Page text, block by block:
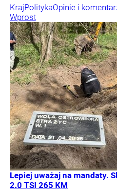
KrajPolitykaOpinie i
Wprost
Lepiej uważaj na mandaty.
2.0 TSI 265 KM